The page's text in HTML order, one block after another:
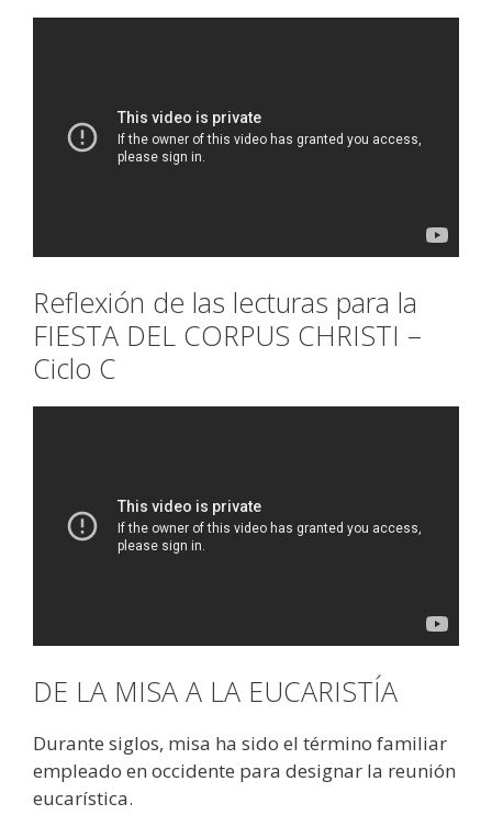
Reflexión de las lecturas para la
FIESTA DEL CORPUS CHRISTI –
Ciclo C
DE LA MISA A LA EUCARISTÍA
Durante siglos, misa ha sido el término familiar
empleado en occidente para designar la reunión
eucarística.